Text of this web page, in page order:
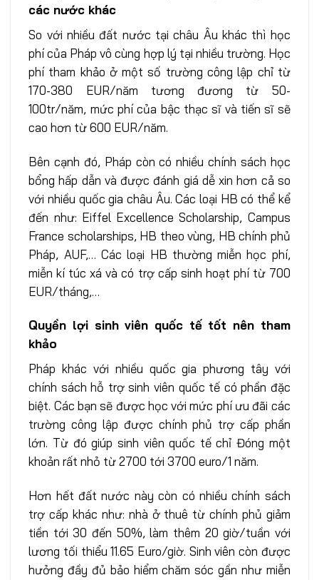
các nước khác
So với nhiều đất nước tại châu Âu khác thì học
phí của Pháp vô cùng hợp lý tại nhiều trường. Học
phí tham khảo ở một số trường công lập chỉ từ
170-380 EUR/năm tương đương từ 50-
100tr/năm, mức phí của bậc thạc sĩ và tiến sĩ sẽ
cao hơn từ 600 EUR/năm.
Bên cạnh đó, Pháp còn có nhiều chính sách học
bổng hấp dẫn và được đánh giá dễ xin hơn cả so
với nhiều quốc gia châu Âu. Các loại HB có thể kể
đến như: Eiffel Excellence Scholarship, Campus
France scholarships, HB theo vùng, HB chính phủ
Pháp, AUF,… Các loại HB thường miễn học phí,
miễn kí túc xá và có trợ cấp sinh hoạt phí từ 700
EUR/tháng,…
Quyền lợi sinh viên quốc tế tốt nên tham
khảo
Pháp khác với nhiều quốc gia phương tây với
chính sách hỗ trợ sinh viên quốc tế có phần đặc
biệt. Các bạn sẽ được học với mức phí ưu đãi các
trường công lập được chính phủ trợ cấp phần
lớn. Từ đó giúp sinh viên quốc tế chỉ Đóng một
khoản rất nhỏ từ 2700 tới 3700 euro/1 năm.
Hơn hết đất nước này còn có nhiều chính sách
trợ cấp khác như: nhà ở thuê từ chính phủ giảm
tiền tới 30 đến 50%, làm thêm 20 giờ/tuần với
lương tối thiểu 11.65 Euro/giờ. Sinh viên còn được
hưởng đầy đủ bảo hiểm chăm sóc gần như miễn